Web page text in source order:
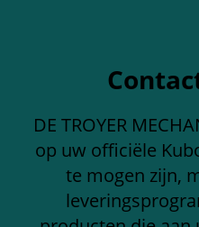
DE TROYER
op uw officiële
te mogen zijn,